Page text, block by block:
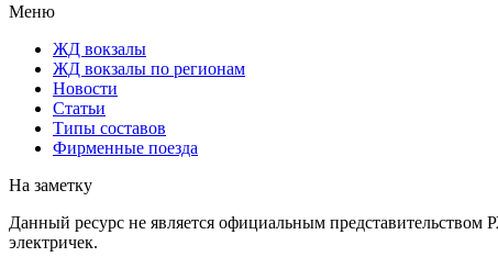
Меню
ЖД вокзалы
ЖД вокзалы по регионам
Новости
Статьи
Типы составов
Фирменные поезда
На заметку
Данный ресурс не является официальным
электричек.